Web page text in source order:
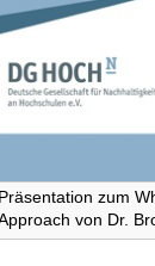
Präsentation zum
von Dr.